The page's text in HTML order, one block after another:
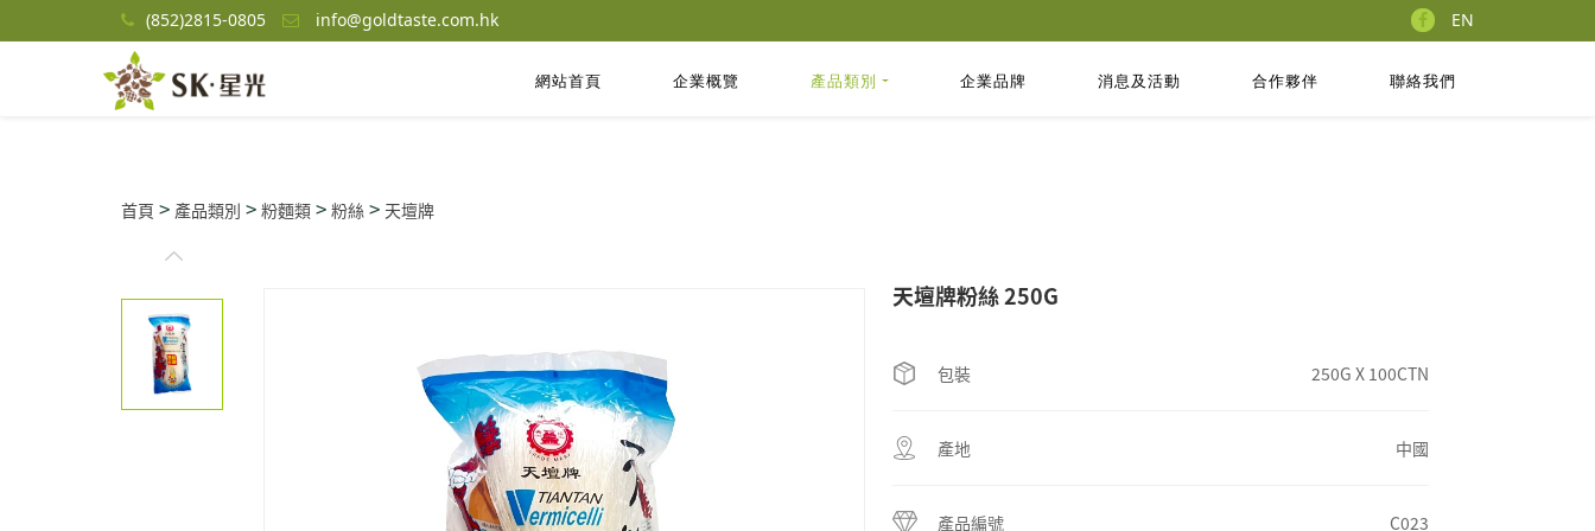
(852)2815-0805 info@goldtaste.com.hk EN
網站首頁 企業概覽 產品類別 企業品牌 消息及活動 合作夥伴 聯絡我們
首頁 > 產品類別 > 粉麵類 > 粉絲 > 天壇牌
天壇牌粉絲 250G
包裝 250G X 100CTN
產地 中國
產品編號 C023